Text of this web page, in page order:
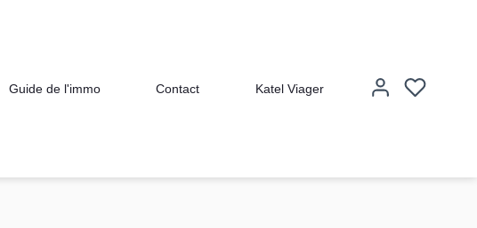
Guide de l'immo Contact Katel Viager